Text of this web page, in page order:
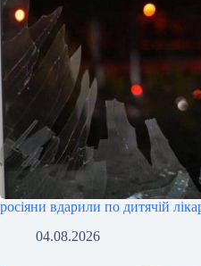
росіяни вдарили по дитячій
04.08.2026